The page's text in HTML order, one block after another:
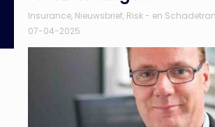
Insurance, Nieuwsbrief, Risk - en
07-04-2025